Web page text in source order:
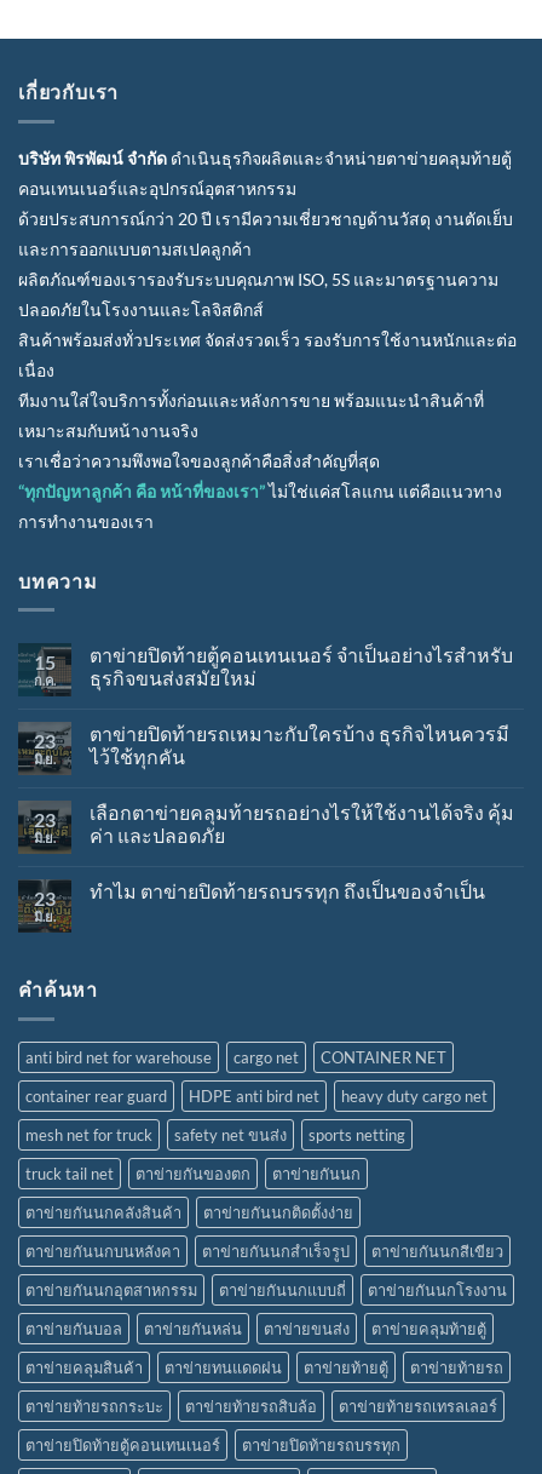
เกี่ยวกับเรา
บริษัท พิรพัฒน์ จำกัด ดำเนินธุรกิจผลิตและจำหน่ายตาข่ายคลุมท้ายตู้
คอนเทนเนอร์และอุปกรณ์อุตสาหกรรม
ด้วยประสบการณ์กว่า 20 ปี เรามีความเชี่ยวชาญด้านวัสดุ งานตัดเย็บ
และการออกแบบตามสเปคลูกค้า
ผลิตภัณฑ์ของเรารองรับระบบคุณภาพ ISO, 5S และมาตรฐานความ
ปลอดภัยในโรงงานและโลจิสติกส์
สินค้าพร้อมส่งทั่วประเทศ จัดส่งรวดเร็ว รองรับการใช้งานหนักและต่อ
เนื่อง
ทีมงานใส่ใจบริการทั้งก่อนและหลังการขาย พร้อมแนะนำสินค้าที่
เหมาะสมกับหน้างานจริง
เราเชื่อว่าความพึงพอใจของลูกค้าคือสิ่งสำคัญที่สุด
“ทุกปัญหาลูกค้า คือ หน้าที่ของเรา”ไม่ใช่แค่สโลแกน แต่คือแนวทาง
การทำงานของเรา
บทความ
15
ก.ค.
ตาข่ายปิดท้ายตู้คอนเทนเนอร์ จำเป็นอย่างไรสำหรับ
ธุรกิจขนส่งสมัยใหม่
23
มิ.ย.
ตาข่ายปิดท้ายรถเหมาะกับใครบ้าง ธุรกิจไหนควรมี
ไว้ใช้ทุกคัน
23
มิ.ย.
เลือกตาข่ายคลุมท้ายรถอย่างไรให้ใช้งานได้จริง คุ้ม
ค่า และปลอดภัย
23
มิ.ย.
ทำไม ตาข่ายปิดท้ายรถบรรทุก ถึงเป็นของจำเป็น
คำค้นหา
anti bird net for warehouse cargo net
CONTAINER NET
container rear guard
HDPE anti bird net
heavy duty cargo net
mesh net for truck
safety net ขนส่ง
sports netting
truck tail net
ตาข่ายกันของตก
ตาข่ายกันนก
ตาข่ายกันนกคลังสินค้า
ตาข่ายกันนกติดตั้งง่าย
ตาข่ายกันนกบนหลังคา
ตาข่ายกันนกสำเร็จรูป
ตาข่ายกันนกสีเขียว
ตาข่ายกันนกอุตสาหกรรม
ตาข่ายกันนกแบบถี่
ตาข่ายกันนกโรงงาน
ตาข่ายกันบอล
ตาข่ายกันหล่น ตาข่ายขนส่ง
ตาข่ายคลุมท้ายตู้
ตาข่ายคลุมสินค้า
ตาข่ายทนแดดฝน ตาข่ายท้ายตู้
ตาข่ายท้ายรถ
ตาข่ายท้ายรถกระบะ
ตาข่ายท้ายรถสิบล้อ
ตาข่ายท้ายรถเทรลเลอร์
ตาข่ายปิดท้ายตู้คอนเทนเนอร์
ตาข่ายปิดท้ายรถบรรทุก